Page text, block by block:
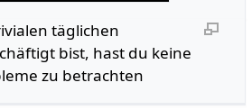
täglichen
bist, hast du keine
zu betrachten